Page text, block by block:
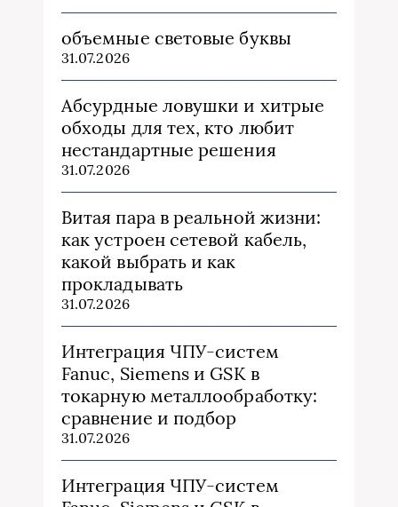
объемные световые буквы
31.07.2026
Абсурдные ловушки и хитрые
обходы для тех, кто любит
нестандартные решения
31.07.2026
Витая пара в реальной жизни:
как устроен сетевой кабель,
какой выбрать и как
прокладывать
31.07.2026
Интеграция ЧПУ-систем
Fanuc, Siemens и GSK в
токарную металлообработку:
сравнение и подбор
31.07.2026
Интеграция ЧПУ-систем